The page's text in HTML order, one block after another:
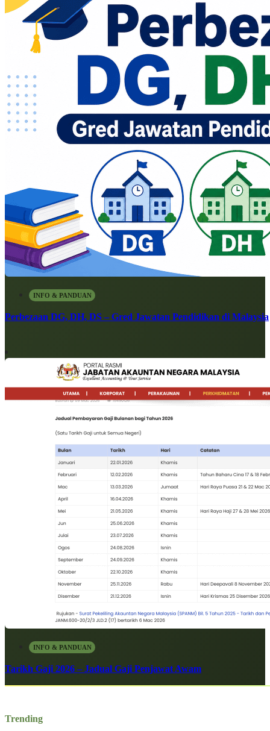
INFO & PANDUAN
Perbezaan DG, DH, DS – Gred Jawatan Pendidikan di Malaysia
INFO & PANDUAN
Tarikh Gaji 2026 – Jadual Gaji Penjawat Awam
Trending